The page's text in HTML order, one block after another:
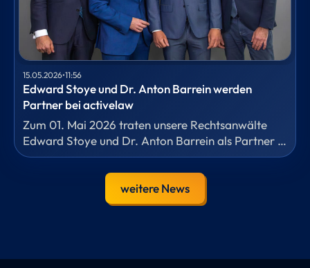
15.05.2026•11:56
Edward Stoye und Dr. Anton Barrein werden
Partner bei activelaw
Zum 01. Mai 2026 traten unsere Rechtsanwälte
Edward Stoye und Dr. Anton Barrein als Partner in
die Kanzlei ein.
weitere News